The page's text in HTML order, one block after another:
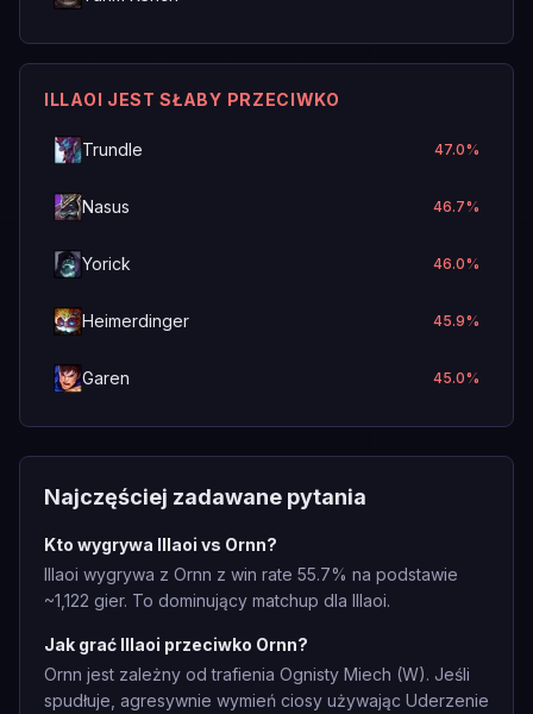
ILLAOI JEST SŁABY PRZECIWKO
Trundle 47.0%
Nasus 46.7%
Yorick 46.0%
Heimerdinger 45.9%
Garen 45.0%
Najczęściej zadawane pytania
Kto wygrywa Illaoi vs Ornn?
Illaoi wygrywa z Ornn z win rate 55.7% na podstawie
~1,122 gier. To dominujący matchup dla Illaoi.
Jak grać Illaoi przeciwko Ornn?
Ornn jest zależny od trafienia Ognisty Miech (W). Jeśli
spudłuje, agresywnie wymień ciosy używając Uderzenie